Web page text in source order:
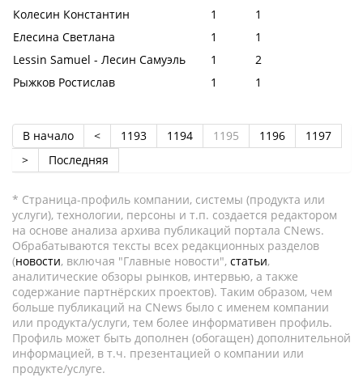
Колесин Константин
1
1
Елесина Светлана
1
1
Lessin Samuel - Лесин Самуэль
1
2
Рыжков Ростислав
1 1
В начало < 1193 1194 1195 1196
1197
>
Последняя
* Страница-профиль компании, системы (продукта или
услуги), технологии, персоны и т.п. создается редактором
на основе анализа архива публикаций портала CNews.
Обрабатываются тексты всех редакционных разделов
(новости, включая "Главные новости", статьи,
аналитические обзоры рынков, интервью, а также
содержание партнёрских проектов). Таким образом, чем
больше публикаций на CNews было с именем компании
или продукта/услуги, тем более информативен профиль.
Профиль может быть дополнен (обогащен) дополнительной
информацией, в т.ч. презентацией о компании или
продукте/услуге.